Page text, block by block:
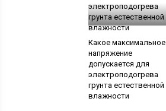
Какое максимальное
напряжение
допускается для
электроподогрева
грунта естественной
влажности